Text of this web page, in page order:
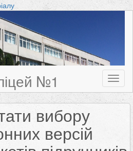
№1
вибору
версій